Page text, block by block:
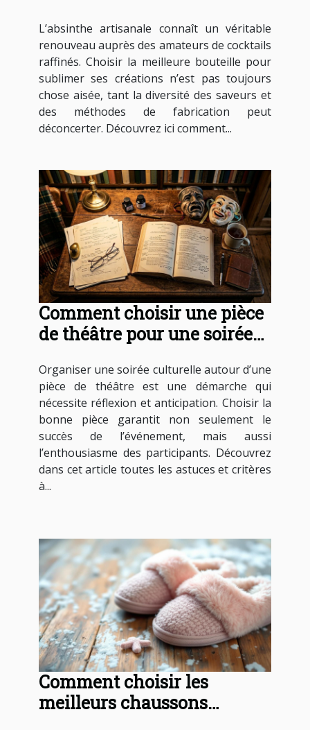
cocktails ?
L’absinthe artisanale connaît un véritable
renouveau auprès des amateurs de cocktails
raffinés. Choisir la meilleure bouteille pour
sublimer ses créations n’est pas toujours
chose aisée, tant la diversité des saveurs et
des méthodes de fabrication peut
déconcerter. Découvrez ici comment...
Comment choisir une pièce
de théâtre pour une soirée
Organiser une soirée culturelle autour d’une
pièce de théâtre est une démarche qui
nécessite réflexion et anticipation. Choisir la
bonne pièce garantit non seulement le
succès de l’événement, mais aussi
l’enthousiasme des participants. Découvrez
dans cet article toutes les astuces et critères
à...
Comment choisir les
meilleurs chaussons